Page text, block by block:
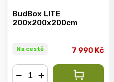
BudBox LITE
200x200x200cm
Na cestě 7 990 Kč